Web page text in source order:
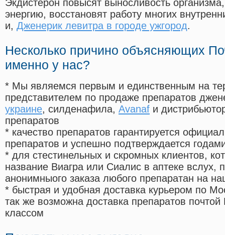
Экдистерон повысят выносливость
энергию, восстановят работу многих
и, Дженерик левитра в городе ужгород.
Несколько причино объясняющих
именно у нас?
* Мы являемся первым и единственным на
представителем по продаже препаратов
украине, силденафила, Avanaf и
препаратов
* качество препаратов гарантируется
препаратов и успешно подтверждается
* для стестинельных и скромных клиентов,
название Виагра или Сиалис в аптеке вслух,
анонимныого заказа любого препаратан на
* быстрая и удобная доставка курьером по
так же возможна доставка препаратов
классом